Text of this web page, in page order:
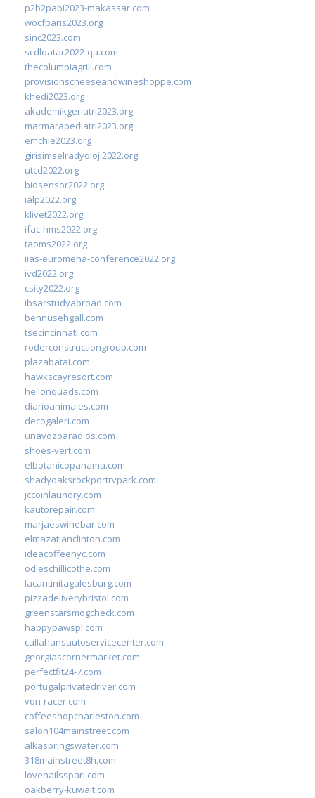
p2b2pabi2023-makassar.com
wocfparis2023.org
sinc2023.com
scdlqatar2022-qa.com
thecolumbiagrill.com
provisionscheeseandwineshoppe.com
khedi2023.org
akademikgeriatri2023.org
marmarapediatri2023.org
emchie2023.org
girisimselradyoloji2022.org
utcd2022.org
biosensor2022.org
ialp2022.org
klivet2022.org
ifac-hms2022.org
taoms2022.org
iias-euromena-conference2022.org
ivd2022.org
csity2022.org
ibsarstudyabroad.com
bennusehgall.com
tsecincinnati.com
roderconstructiongroup.com
plazabatai.com
hawkscayresort.com
hellonquads.com
diarioanimales.com
decogaleri.com
unavozparadios.com
shoes-vert.com
elbotanicopanama.com
shadyoaksrockportrvpark.com
jccoinlaundry.com
kautorepair.com
marjaeswinebar.com
elmazatlanclinton.com
ideacoffeenyc.com
odieschillicothe.com
lacantinitagalesburg.com
pizzadeliverybristol.com
greenstarsmogcheck.com
happypawspl.com
callahansautoservicecenter.com
georgiascornermarket.com
perfectfit24-7.com
portugalprivatedriver.com
von-racer.com
coffeeshopcharleston.com
salon104mainstreet.com
alkaspringswater.com
318mainstreet8h.com
lovenailsspari.com
oakberry-kuwait.com